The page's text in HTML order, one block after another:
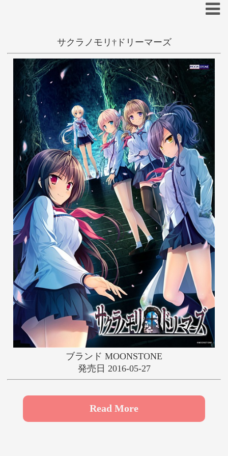
あ う え
か き く け
さ し す せ そ
た ち つ て と
な に ぬ ね の
は ひ ふ へ ほ
ま み む め も
や ゆ よ
ら り る れ
わ
サクラノモリ†ドリーマーズ
ブランド MOONSTONE
発売日 2016-05-27
Read More
一般 和姦
学生 女戦士
やまかぜ嵐